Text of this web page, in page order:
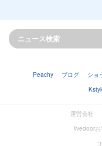
Peachy ブログ ショ
運営会社
livedoorお